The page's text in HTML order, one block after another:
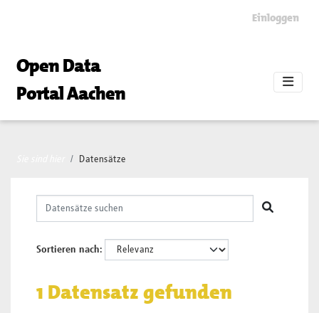
Einloggen
Open Data
Portal Aachen
Datensätze
Sortieren nach
1 Datensatz gefunden